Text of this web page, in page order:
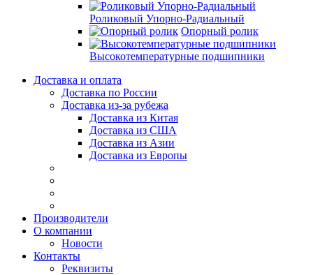
Роликовый Упорно-Радиальный
Опорный ролик
Высокотемпературные подшипники
Доставка и оплата
Доставка по России
Доставка из-за рубежа
Доставка из Китая
Доставка из США
Доставка из Азии
Доставка из Европы
Производители
О компании
Новости
Контакты
Реквизиты